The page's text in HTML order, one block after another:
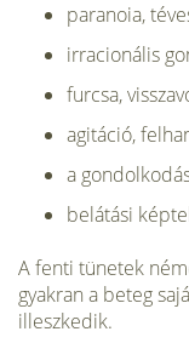
paranoia,
irracionális
furcsa,
agitáció,
a
belátási
A fenti tünetek
gyakran a beteg
illeszkedik.